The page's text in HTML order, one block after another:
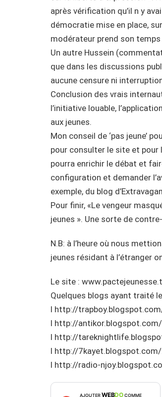
après vérification qu’il n y
démocratie mise en place,
modérateur prend son
Un autre Hussein
que dans les discussions
aucune censure ni
Conclusion des vrais
l’initiative louable,
aux jeunes.
Mon conseil de ‘pas jeune’
pour consulter le site et pour
pourra enrichir le débat et
configuration et demander
exemple, du blog
Pour finir, «Le vengeur
jeunes ». Une sorte de
N.B: à l’heure où nous
jeunes résidant à l’étranger
Le site :
Quelques blogs ayant traité
l http://
l http://
l http://
l http://
l http://radio-
AJOUTERWEBDOCOMME